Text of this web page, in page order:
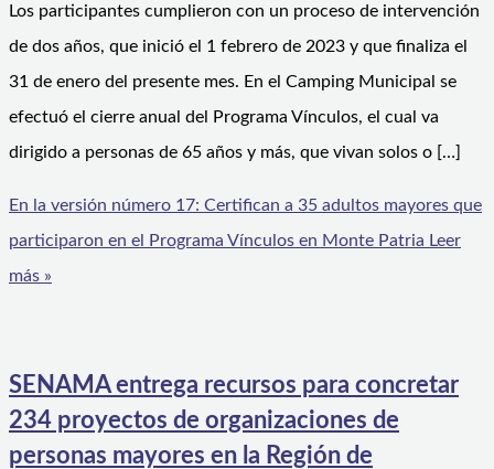
Los participantes cumplieron con un proceso de intervención
de dos años, que inició el 1 febrero de 2023 y que finaliza el
31 de enero del presente mes. En el Camping Municipal se
efectuó el cierre anual del Programa Vínculos, el cual va
dirigido a personas de 65 años y más, que vivan solos o […]
En la versión número 17: Certifican a 35 adultos mayores que
participaron en el Programa Vínculos en Monte Patria Leer
más »
SENAMA entrega recursos para concretar
234 proyectos de organizaciones de
personas mayores en la Región de